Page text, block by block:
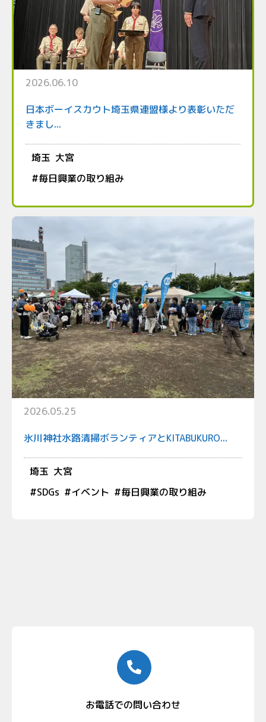
2026.06.10
日本ボーイスカウト埼玉県連盟様より表彰いただ
きまし...
埼玉 大宮
#毎日興業の取り組み
2026.05.25
氷川神社水路清掃ボランティアとKITABUKURO...
埼玉 大宮
#SDGs #イベント #毎日興業の取り組み
お電話での問い合わせ